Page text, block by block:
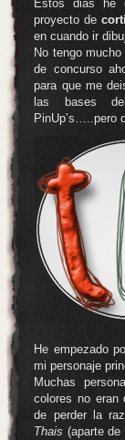
Estos dias he
proyecto de
en cuando ir
No tengo
de concurso
para que me
las bases
PinUp’s…..pero
He empezado
mi personaje
Muchas
colores no
de perder la
Thais (aparte